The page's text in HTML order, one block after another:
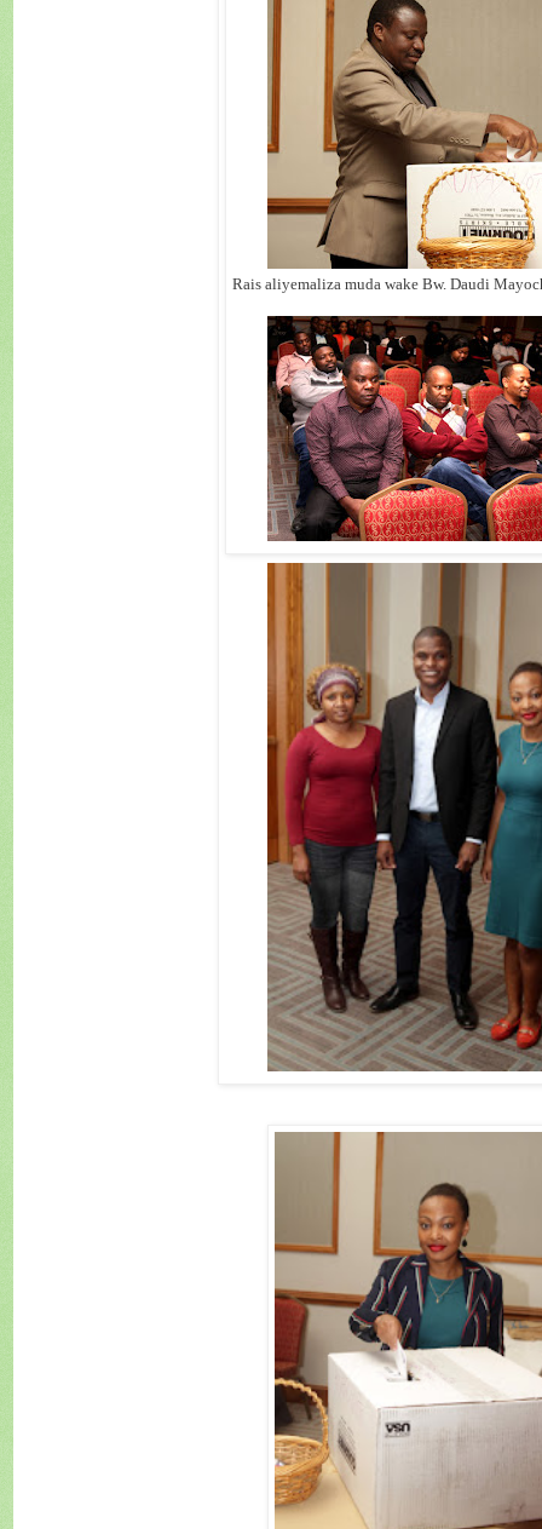
Rais aliyemaliza muda wake Bw. Daudi